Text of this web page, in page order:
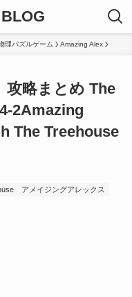
理パズルゲーム Amazing Alex
攻略まとめ The
2Amazing
The Treehouse
アメイジングアレックス